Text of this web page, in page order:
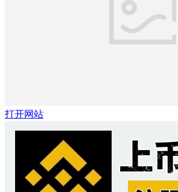
打开网站